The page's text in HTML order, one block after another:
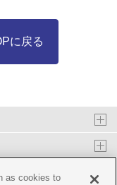
に戻る
as cookies to